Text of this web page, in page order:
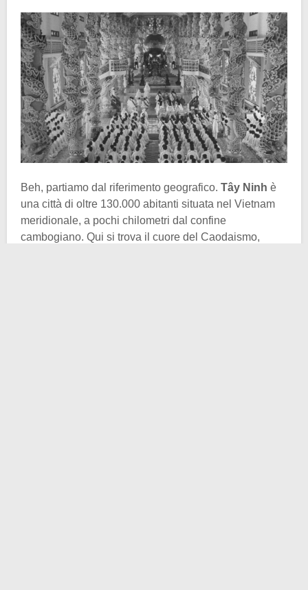
Beh, partiamo dal riferimento geografico. Tây Ninh è
una città di oltre 130.000 abitanti situata nel Vietnam
meridionale, a pochi chilometri dal confine
cambogiano. Qui si trova il cuore del Caodaismo,